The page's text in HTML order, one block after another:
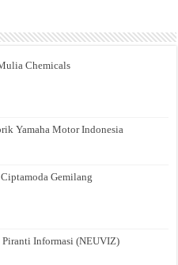
Chemicals
Yamaha Motor Indonesia
Gemilang
Piranti Informasi (NEUVIZ)